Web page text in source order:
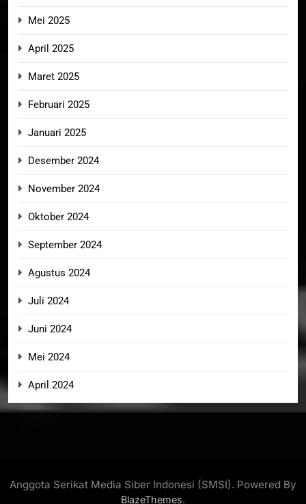
Mei 2025
April 2025
Maret 2025
Februari 2025
Januari 2025
Desember 2024
November 2024
Oktober 2024
September 2024
Agustus 2024
Juli 2024
Juni 2024
Mei 2024
April 2024
Anggota Serikat Media Siber Indonesi (SMSI). Powered By
BlazeThemes.